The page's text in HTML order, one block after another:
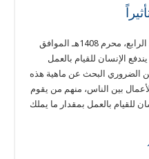
من أرشيف الوعي السنة الأولى، العدد الرابع، محرم 1408هـ الموافق
يندفع الإنسان للقيام بالعمل
الضروري البحث عن ماهية هذه
بين الناس، منهم من يقوم
للقيام بالعمل بمقدار ما يملك